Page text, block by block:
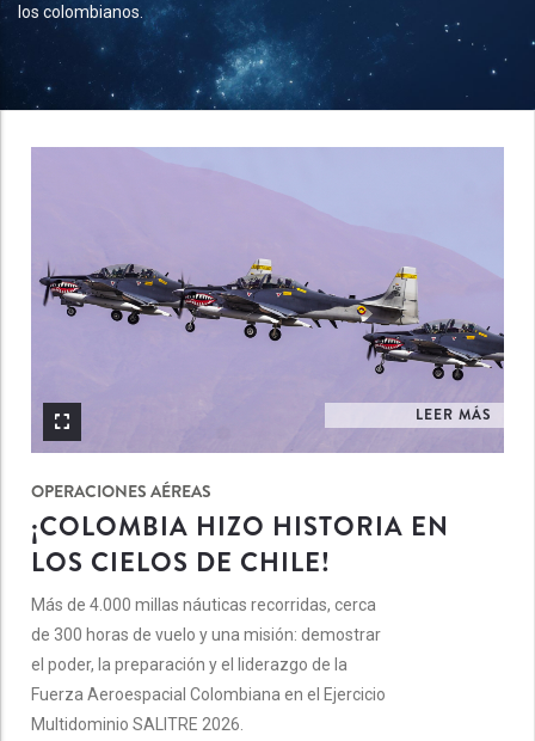
los colombianos.
LEER MÁS
OPERACIONES AÉREAS
¡COLOMBIA HIZO HISTORIA EN
LOS CIELOS DE CHILE!
Más de 4.000 millas náuticas recorridas, cerca
de 300 horas de vuelo y una misión: demostrar
el poder, la preparación y el liderazgo de la
Fuerza Aeroespacial Colombiana en el Ejercicio
Multidominio SALITRE 2026.